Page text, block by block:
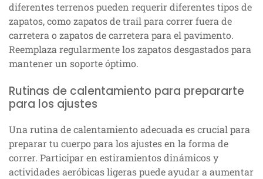
diferentes terrenos pueden requerir diferentes tipos de
zapatos, como zapatos de trail para correr fuera de
carretera o zapatos de carretera para el pavimento.
Reemplaza regularmente los zapatos desgastados para
mantener un soporte óptimo.
Rutinas de calentamiento para prepararte
para los ajustes
Una rutina de calentamiento adecuada es crucial para
preparar tu cuerpo para los ajustes en la forma de
correr. Participar en estiramientos dinámicos y
actividades aeróbicas ligeras puede ayudar a aumentar